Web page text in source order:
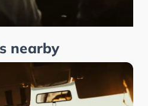
nearby